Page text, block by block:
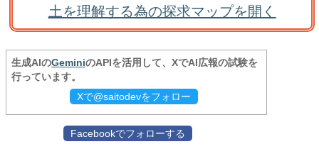
土を理解する為の探求マップを開く
生成AIのGeminiのAPIを活用して、XでAI広報の試験を
行っています。
Xで@saitodevをフォロー
Facebookでフォローする